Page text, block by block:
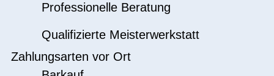
Professionelle Beratung
Qualifizierte Meisterwerkstatt
Zahlungsarten vor Ort